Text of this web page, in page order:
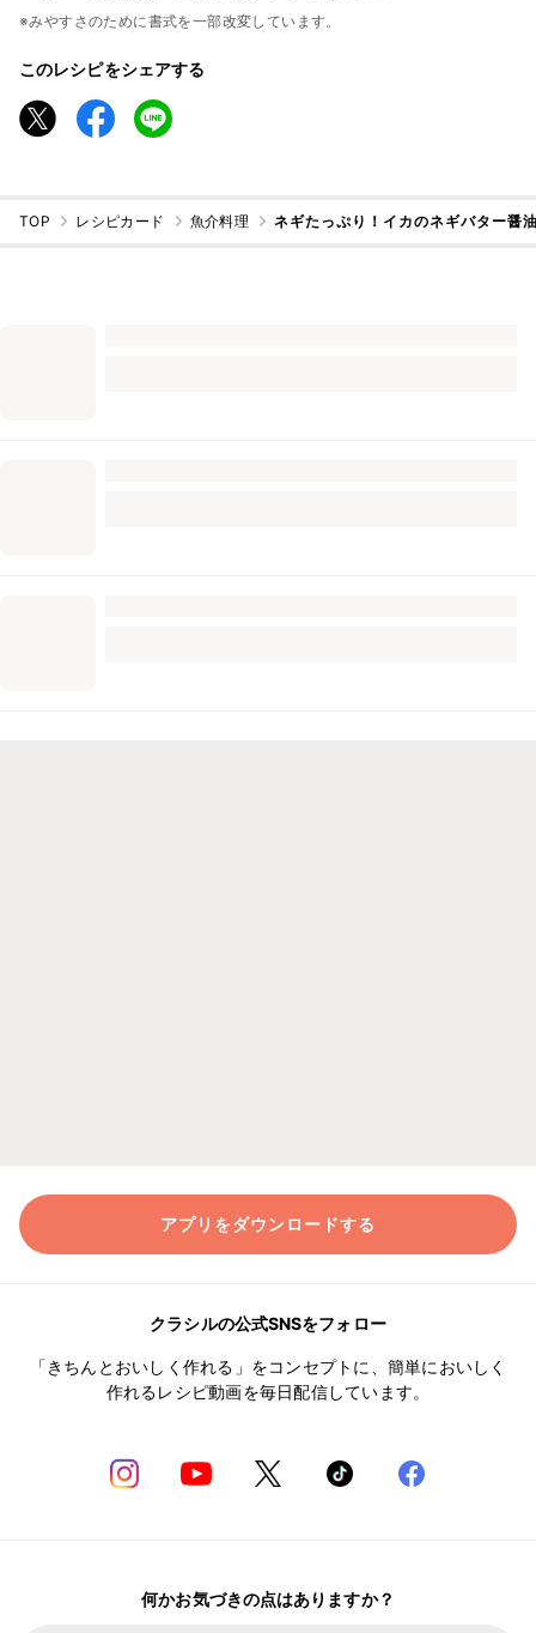
※みやすさのために書式を一部改変しています。
このレシピをシェアする
TOP レシピカード 魚介料理 ネギたっぷり！イカのネギバター醤
アプリをダウンロードする
クラシルの公式SNSをフォロー
「きちんとおいしく作れる」をコンセプトに、簡単においしく
作れるレシピ動画を毎日配信しています。
何かお気づきの点はありますか？